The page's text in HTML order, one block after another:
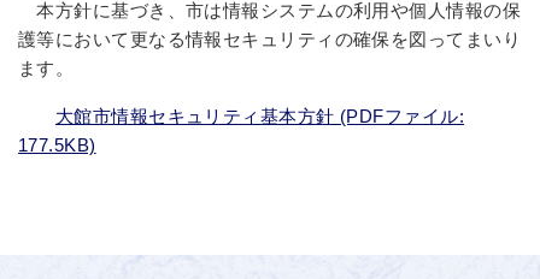
本方針に基づき、市は情報システムの利用や個人情報の保
護等において更なる情報セキュリティの確保を図ってまいり
ます。
大館市情報セキュリティ基本方針 (PDFファイル:
177.5KB)